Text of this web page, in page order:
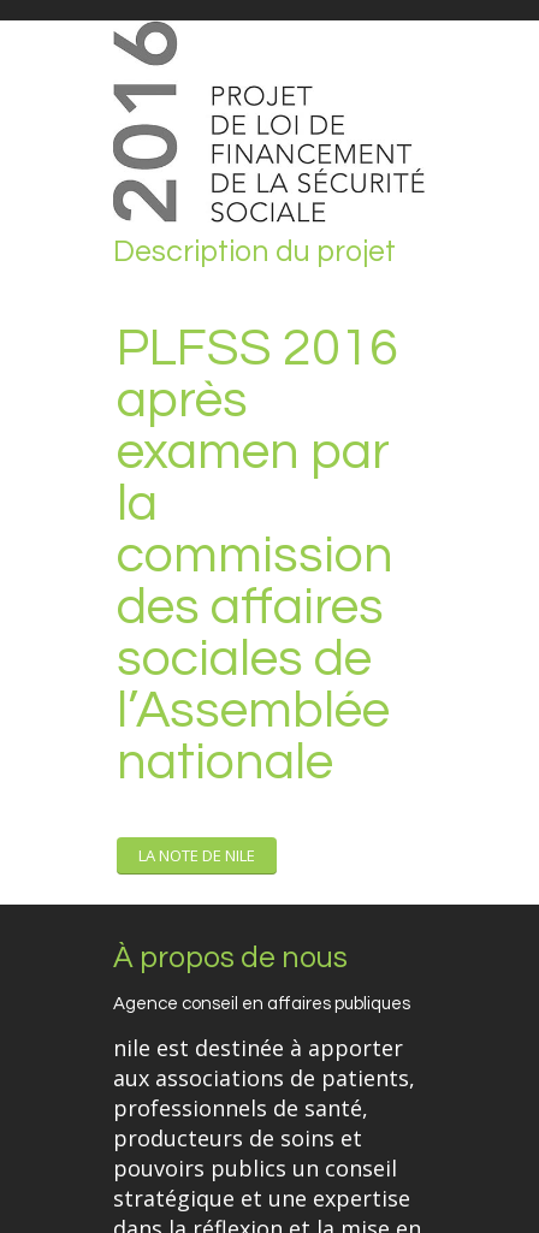
Description du projet
PLFSS 2016
après
examen par
la
commission
des affaires
sociales de
l’Assemblée
nationale
LA NOTE DE NILE
À propos de nous
Agence conseil en affaires publiques
nile est destinée à apporter
aux associations de patients,
professionnels de santé,
producteurs de soins et
pouvoirs publics un conseil
stratégique et une expertise